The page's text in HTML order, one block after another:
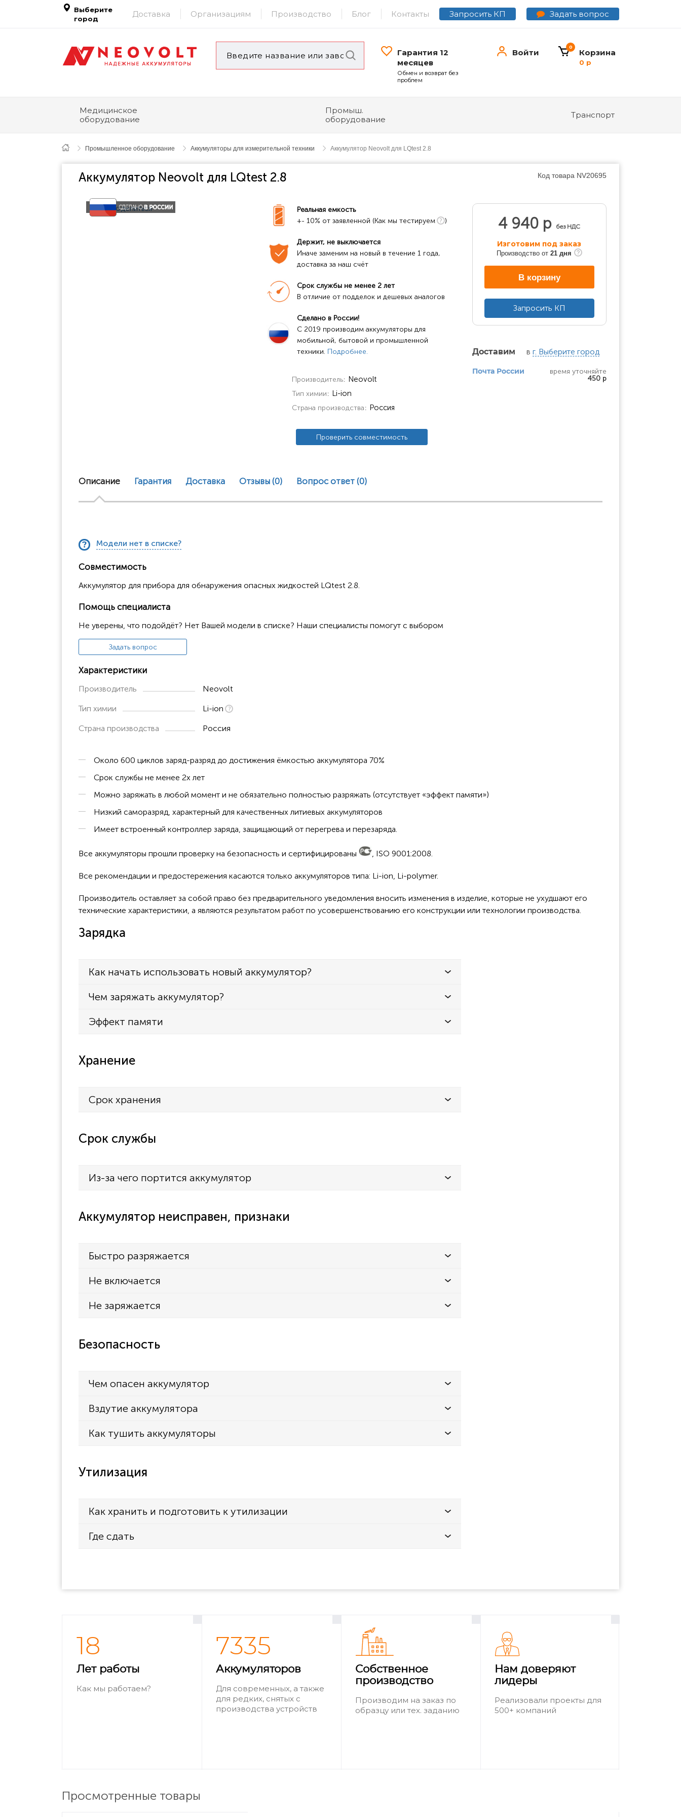
Выберите
город
Доставка Организациям Производство Блог Контакты Запросить КП Задать вопрос
Гарантия 12
месяцев
Обмен и возврат без
проблем
Войти Корзина
0
0 р
Медицинское
оборудование
Промыш.
оборудование
Транспорт
Промышленное оборудование Аккумуляторы для измерительной техники Аккумулятор Neovolt для LQtest 2.8
Аккумулятор Neovolt для LQtest 2.8 Код товара NV20695
Поделиться
Реальная емкость
+- 10% от заявленной (Как мы тестируем
)
Держит, не выключается
Иначе заменим на новый в течение 1 года,
доставка за наш счёт
Срок службы не менее 2 лет
В отличие от подделок и дешевых аналогов
Сделано в России!
C 2019 производим аккумуляторы для
мобильной, бытовой и промышленной
техники. Подробнее.
Производитель Neovolt
Тип химии Li-ion
Страна производства Россия
Проверить совместимость
4 940 р без НДС
Изготовим под заказ
Производство от 21 дня
В корзину
Запросить КП
Доставим в г. Выберите город
Почта России
время уточняйте
450 р
Описание Гарантия Доставка Отзывы (0) Вопрос ответ (0)
Модели нет в списке?
Совместимость
Аккумулятор для прибора для обнаружения опасных жидкостей LQtest 2.8.
Помощь специалиста
Не уверены, что подойдёт? Нет Вашей модели в списке? Наши специалисты помогут с выбором
Задать вопрос
Характеристики
Производитель Neovolt
Тип химии Li-ion
Страна производства Россия
Около 600 циклов заряд-разряд до достижения ёмкостью аккумулятора 70%
Срок службы не менее 2х лет
Можно заряжать в любой момент и не обязательно полностью разряжать (отсутствует «эффект памяти»)
Низкий саморазряд, характерный для качественных литиевых аккумуляторов
Имеет встроенный контроллер заряда, защищающий от перегрева и перезаряда.
Все аккумуляторы прошли проверку на безопасность и сертифицированы , ISO 9001:2008.
Все рекомендации и предостережения касаются только аккумуляторов типа: Li-ion, Li-polymer.
Производитель оставляет за собой право без предварительного уведомления вносить изменения в изделие, которые не ухудшают его
технические характеристики, а являются результатом работ по усовершенствованию его конструкции или технологии производства.
Зарядка
Как начать использовать новый аккумулятор?
Чем заряжать аккумулятор?
Эффект памяти
Хранение
Срок хранения
Срок службы
Из-за чего портится аккумулятор
Аккумулятор неисправен, признаки
Быстро разряжается
Не включается
Не заряжается
Безопасность
Чем опасен аккумулятор
Вздутие аккумулятора
Как тушить аккумуляторы
Утилизация
Как хранить и подготовить к утилизации
Где сдать
18
Лет работы
Как мы работаем?
7335
Аккумуляторов
Для современных, а также
для редких, снятых с
производства устройств
Собственное
производство
Производим на заказ по
образцу или тех. заданию
Нам доверяют
лидеры
Реализовали проекты для
500+ компаний
Просмотренные товары